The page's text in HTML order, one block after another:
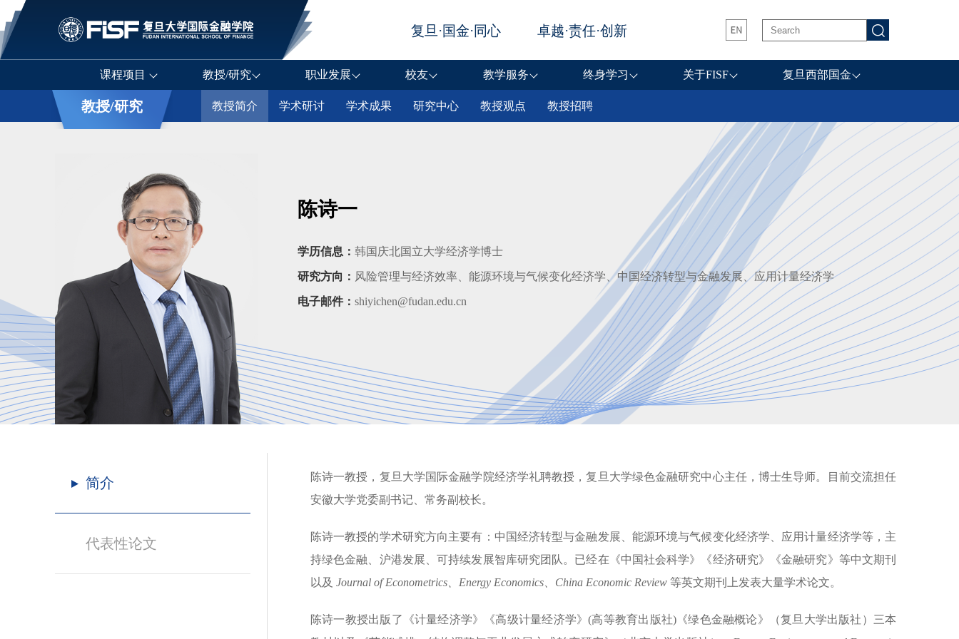
课程项目 教授/研究 职业发展 校友 教学服务 终身学习 关于FISF 复旦西部国金
教授/研究 教授简介 学术研讨 学术成果 研究中心 教授观点 教授招聘
陈诗一
学历信息： 韩国庆北国立大学经济学博士
研究方向： 风险管理与经济效率、能源环境与气候变化经济学、中国经济转型与金融发展、应用计量经济学
电子邮件： shiyichen@fudan.edu.cn
简介
代表性论文
陈诗一教授，复旦大学国际金融学院经济学礼聘教授，复旦大学绿色金融研究中心主任，博士生导师。目前交流担任
安徽大学党委副书记、常务副校长。
陈诗一教授的学术研究方向主要有：中国经济转型与金融发展、能源环境与气候变化经济学、应用计量经济学等，主
持绿色金融、沪港发展、可持续发展智库研究团队。已经在《中国社会科学》《经济研究》《金融研究》等中文期刊
以及 Journal of Econometrics、Energy Economics、China Economic Review等英文期刊上发表大量学术论文。
陈诗一教授出版了《计量经济学》《高级计量经济学》(高等教育出版社)《绿色金融概论》（复旦大学出版社）三本